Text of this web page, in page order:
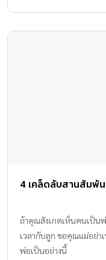
4 เคล็ดลับสานสัมพั
ถ้าคุณสังเกตเห็นคนเป็น
เวลากับลูก ขอคุณแม่อย่า
พ่อเป็นอย่างนี้